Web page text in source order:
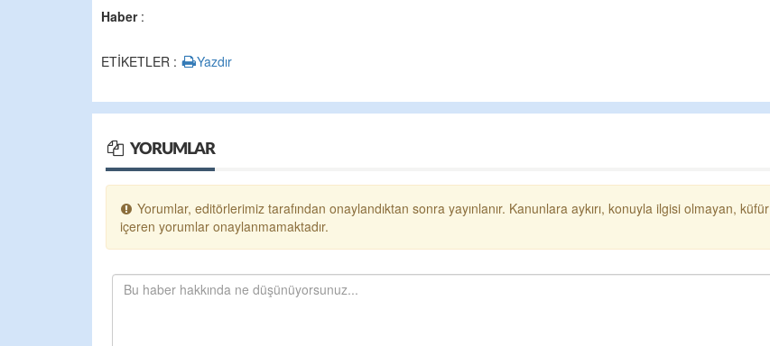
Haber:
ETİKETLER : Yazdır
YORUMLAR
Yorumlar, editörlerimiz tarafından onaylandıktan sonra yayınlanır. Kanunlara aykırı, konuyla ilgisi olmayan, küfür
içeren yorumlar onaylanmamaktadır.